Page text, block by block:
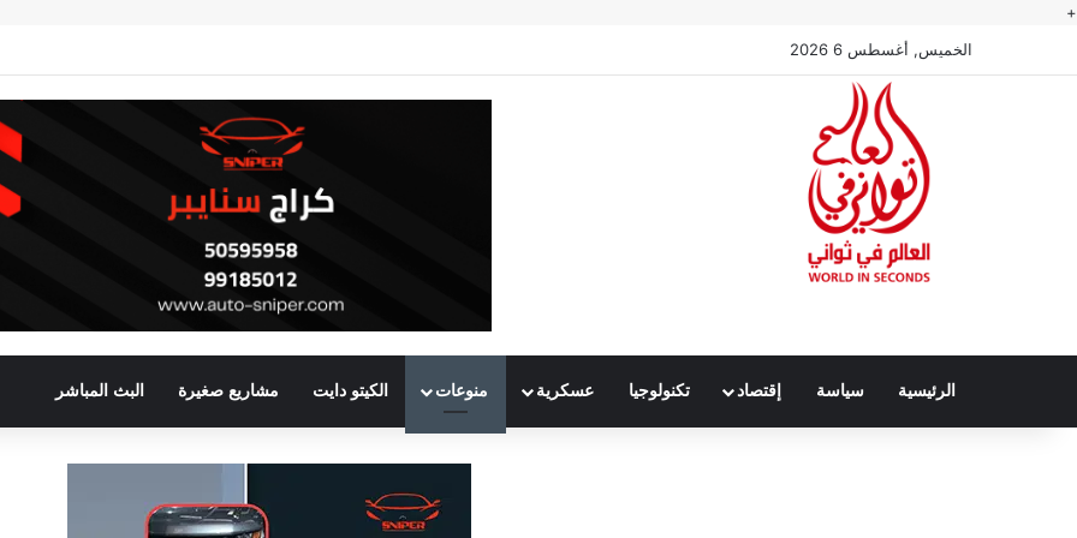
+
الخميس, أغسطس 6 2026
الرئيسية سياسة إقتصاد تكنولوجيا عسكرية منوعات الكيتو دايت مشاريع صغيرة البث المباشر